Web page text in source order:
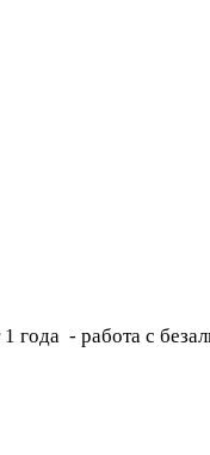
года - работа с